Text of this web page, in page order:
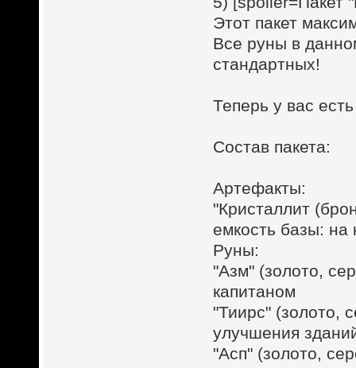
Этот пакет
Все руны в
стандартных!
Теперь у вас
Состав пакета:
Артефакты:
"Кристаллит
емкость базы: на
Руны:
"Азм" (золото,
капитаном
"Тиирс" (золото,
улучшения
"Асп" (золото,